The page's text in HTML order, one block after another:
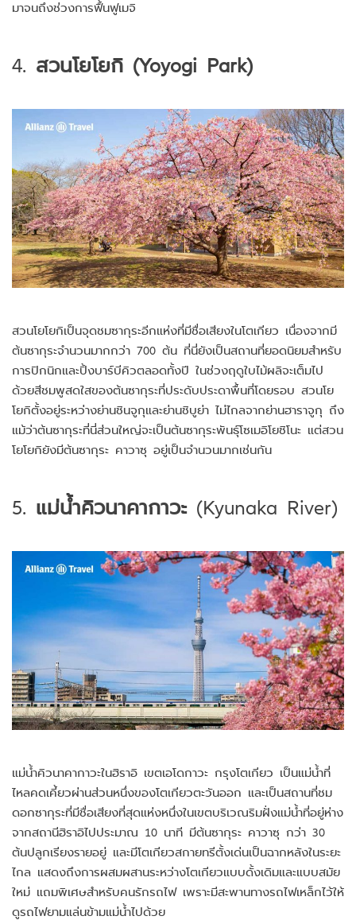
มาจนถึงช่วงการฟื้นฟูเมจิ
4. สวนโยโยกิ (Yoyogi Park)
สวนโยโยกิเป็นจุดชมซากุระอีกแห่งที่มีชื่อเสียงในโตเกียว เนื่องจากมี
ต้นซากุระจำนวนมากกว่า 700 ต้น ที่นี่ยังเป็นสถานที่ยอดนิยมสำหรับ
การปิกนิกและปิ้งบาร์บีคิวตลอดทั้งปี ในช่วงฤดูใบไม้ผลิจะเต็มไป
ด้วยสีชมพูสดใสของต้นซากุระที่ประดับประดาพื้นที่โดยรอบ สวนโย
โยกิตั้งอยู่ระหว่างย่านชินจูกุและย่านชิบูย่า ไม่ไกลจากย่านฮาราจูกุ ถึง
แม้ว่าต้นซากุระที่นี่ส่วนใหญ่จะเป็นต้นซากุระพันธุ์โซเมอิโยชิโนะ แต่สวน
โยโยกิยังมีต้นซากุระ คาวาซุ อยู่เป็นจำนวนมากเช่นกัน
5. แม่น้ำคิวนาคากาวะ (Kyunaka River)
แม่น้ำคิวนาคากาวะในฮิราอิ เขตเอโดกาวะ กรุงโตเกียว เป็นแม่น้ำที่
ไหลคดเคี้ยวผ่านส่วนหนึ่งของโตเกียวตะวันออก และเป็นสถานที่ชม
ดอกซากุระที่มีชื่อเสียงที่สุดแห่งหนึ่งในเขตบริเวณริมฝั่งแม่น้ำที่อยู่ห่าง
จากสถานีฮิราอิไปประมาณ 10 นาที มีต้นซากุระ คาวาซุ กว่า 30
ต้นปลูกเรียงรายอยู่ และมีโตเกียวสกายทรีตั้งเด่นเป็นฉากหลังในระยะ
ไกล แสดงถึงการผสมผสานระหว่างโตเกียวแบบดั้งเดิมและแบบสมัย
ใหม่ แถมพิเศษสำหรับคนรักรถไฟ เพราะมีสะพานทางรถไฟเหล็กไว้ให้
ดูรถไฟยามแล่นข้ามแม่น้ำไปด้วย